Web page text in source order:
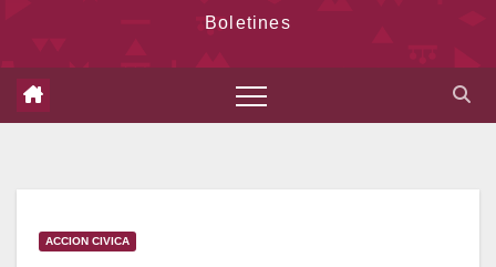
Boletines
ACCION CIVICA